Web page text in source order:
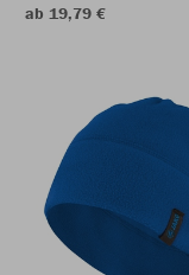
ab 19,79 €